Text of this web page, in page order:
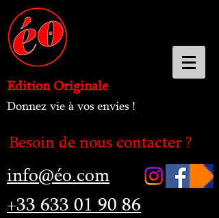
Edition Originale
Donnez vie à vos envies !
Besoin de nous contacter ?
info@éo.com
+33 633 01 90 86